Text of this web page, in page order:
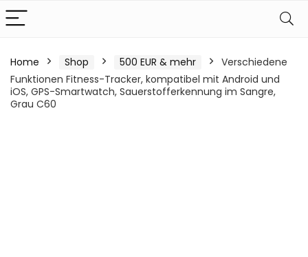
Home Shop 500 EUR & mehr
Verschiedene
Funktionen Fitness-Tracker, kompatibel mit Android und
iOS, GPS-Smartwatch, Sauerstofferkennung im Sangre,
Grau C60